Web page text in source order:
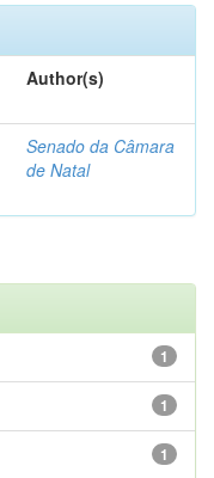
Author(s)
Senado da Câmara
de Natal
1
1
1